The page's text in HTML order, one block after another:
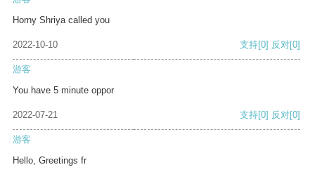
Horny Shriya called you
2022-10-10 支持[0] 反对[0]
游客
You have 5 minute oppor
2022-07-21 支持[0] 反对[0]
游客
Hello, Greetings fr